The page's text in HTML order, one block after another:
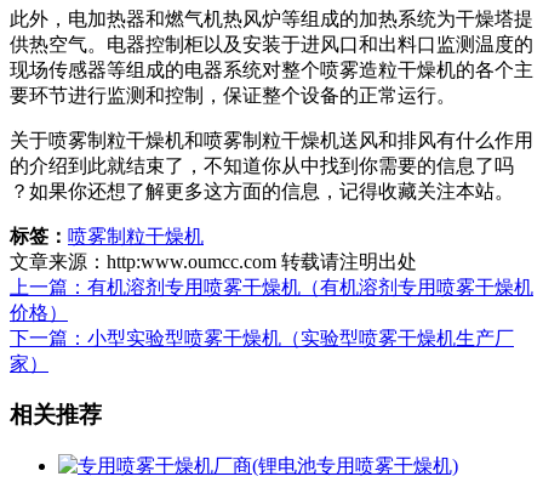
此外，电加热器和燃气机热风炉等组成的加热系统为干燥塔提
供热空气。电器控制柜以及安装于进风口和出料口监测温度的
现场传感器等组成的电器系统对整个喷雾造粒干燥机的各个主
要环节进行监测和控制，保证整个设备的正常运行。
关于喷雾制粒干燥机和喷雾制粒干燥机送风和排风有什么作用
的介绍到此就结束了，不知道你从中找到你需要的信息了吗
？如果你还想了解更多这方面的信息，记得收藏关注本站。
标签： 喷雾制粒干燥机
文章来源：http:www.oumcc.com 转载请注明出处
上一篇：有机溶剂专用喷雾干燥机（有机溶剂专用喷雾干燥机
价格）
下一篇：小型实验型喷雾干燥机（实验型喷雾干燥机生产厂
家）
相关推荐